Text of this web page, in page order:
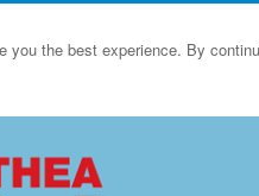
the best experience. By